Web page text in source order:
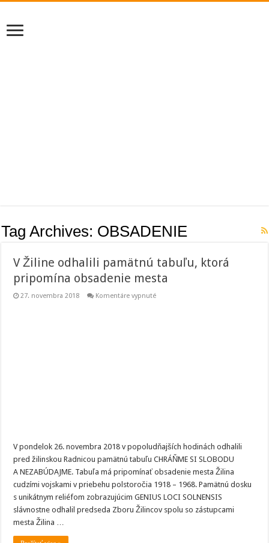
Tag Archives: OBSADENIE
V Žiline odhalili pamätnú tabuľu, ktorá
pripomína obsadenie mesta
27. novembra 2018 Komentáre vypnuténa
V pondelok 26. novembra 2018 v popoludňajších hodinách odhalili
pred žilinskou Radnicou pamätnú tabuľu CHRÁŇME SI SLOBODU
A NEZABÚDAJME. Tabuľa má pripomínať obsadenie mesta Žilina
cudzími vojskami v priebehu polstoročia 1918 – 1968. Pamätnú dosku
s unikátnym reliéfom zobrazujúcim GENIUS LOCI SOLNENSIS
slávnostne odhalil predseda Zboru Žilincov spolu so zástupcami
mesta Žilina …